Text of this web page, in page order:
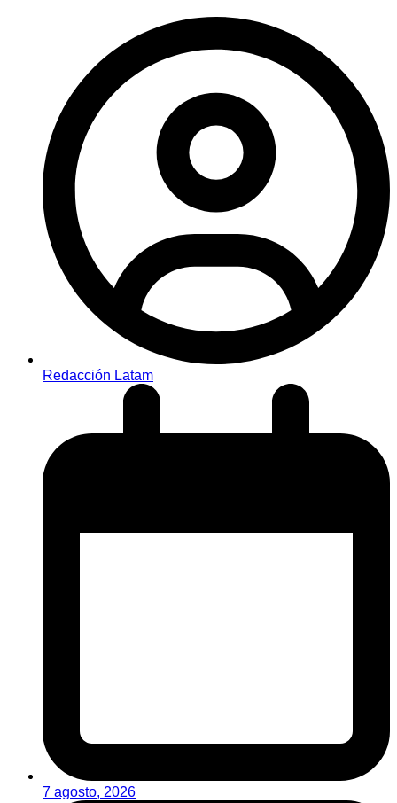
Redacción Latam
7 agosto, 2026